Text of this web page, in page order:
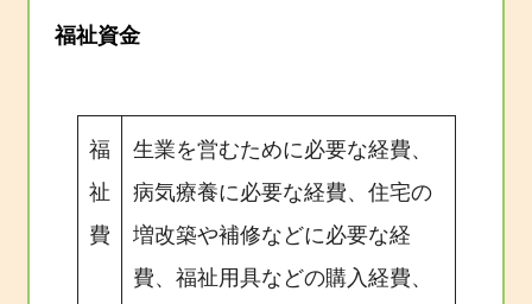
福祉資金
福
祉
費
生業を営むために必要な経費、
病気療養に必要な経費、住宅の
増改築や補修などに必要な経
費、福祉用具などの購入経費、